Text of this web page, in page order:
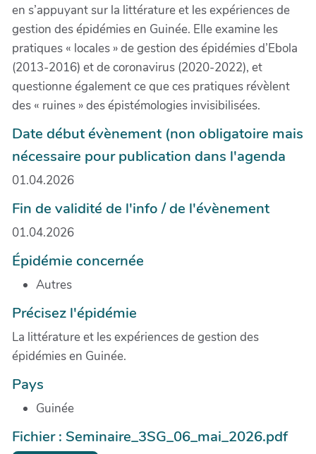
en s’appuyant sur la littérature et les expériences de
gestion des épidémies en Guinée. Elle examine les
pratiques « locales » de gestion des épidémies d’Ebola
(2013-2016) et de coronavirus (2020-2022), et
questionne également ce que ces pratiques révèlent
des « ruines » des épistémologies invisibilisées.
Date début évènement (non obligatoire mais
nécessaire pour publication dans l'agenda
01.04.2026
Fin de validité de l'info / de l'évènement
01.04.2026
Épidémie concernée
Autres
Précisez l'épidémie
La littérature et les expériences de gestion des
épidémies en Guinée.
Pays
Guinée
Fichier : Seminaire_3SG_06_mai_2026.pdf